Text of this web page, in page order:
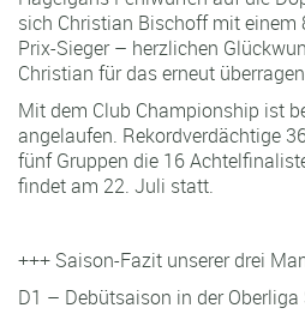
sich Christian Bischoff mit einem
Prix-Sieger – herzlichen
Christian für das erneut
Mit dem Club Championship ist
angelaufen. Rekordverdächtige
fünf Gruppen die 16
findet am 22. Juli statt.
+++ Saison-Fazit unserer drei
D1 – Debütsaison in der Oberliga